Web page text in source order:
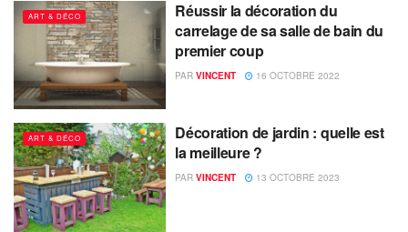
ART & DÉCO
Réussir la décoration du
carrelage de sa salle de bain du
premier coup
PAR VINCENT 16 OCTOBRE 2022
ART & DÉCO
Décoration de jardin : quelle est
la meilleure ?
PAR VINCENT 13 OCTOBRE 2023